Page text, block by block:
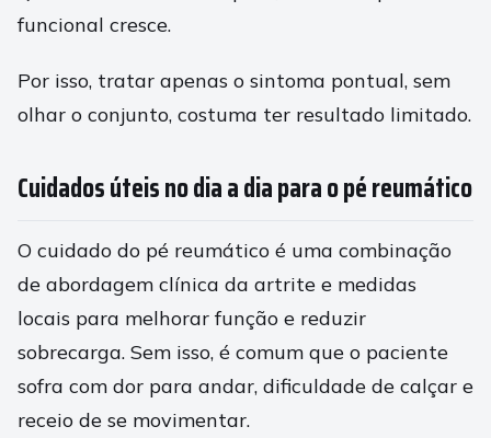
funcional cresce.
Por isso, tratar apenas o sintoma pontual, sem
olhar o conjunto, costuma ter resultado limitado.
Cuidados úteis no dia a dia para o pé reumático
O cuidado do pé reumático é uma combinação
de abordagem clínica da artrite e medidas
locais para melhorar função e reduzir
sobrecarga. Sem isso, é comum que o paciente
sofra com dor para andar, dificuldade de calçar e
receio de se movimentar.